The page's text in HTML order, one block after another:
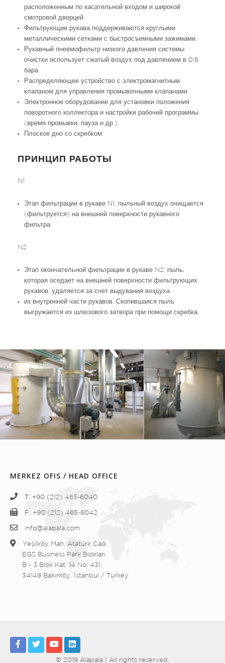
расположенным по касательной входом и широкой
смотровой дверцей.
Фильтрующие рукава поддерживаются круглыми
металлическими сетками с быстросъемными зажимами.
Рукавный пневмофильтр низкого давления системы
очистки использует сжатый воздух под давлением в 0,6
бара.
Распределяющее устройство с электромагнитным
клапаном для управления промывочными клапанами.
Электронное оборудование для установки положения
поворотного коллектора и настройки рабочей программы
(время промывки, пауза и др.).
Плоское дно со скребком.
ПРИНЦИП РАБОТЫ
N1
Этап фильтрации в рукаве N1: пыльный воздух очищается
(фильтруется) на внешней поверхности рукавного
фильтра.
N2
Этап окончательной фильтрации в рукаве N2: пыль,
которая оседает на внешней поверхности фильтрующих
рукавов, удаляется за счет выдувания воздуха
из внутренней части рукавов. Скопившаяся пыль
выгружается из шлюзового затвора при помощи скребка.
MERKEZ OFIS / HEAD OFFICE
T: +90 (212) 465-6040
F: +90 (212) 465-6042
info@alapala.com
Yeşilköy Mah. Atatürk Cad.
EGS Business Park Blokları
B - 3 Blok Kat: 14 No: 431,
34149 Bakırköy, İstanbul / Turkey
© 2019 Alapala | All rights reserved.